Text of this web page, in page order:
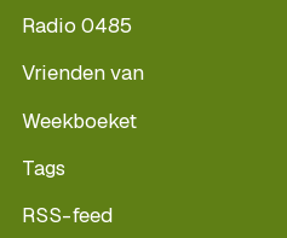
Radio 0485
Vrienden van
Weekboeket
Tags
RSS-feed